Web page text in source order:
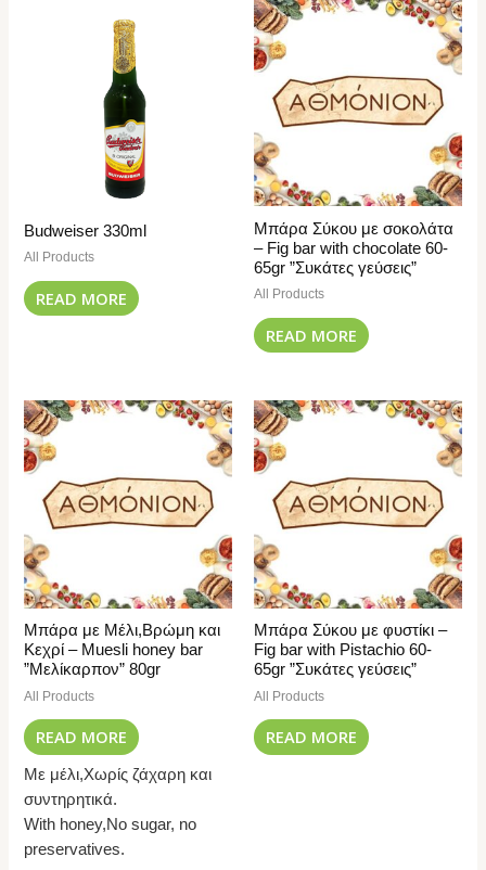
Budweiser 330ml
All Products
READ MORE
Μπάρα Σύκου με σοκολάτα
– Fig bar with chocolate 60-
65gr ”Συκάτες γεύσεις”
All Products
READ MORE
Μπάρα με Μέλι,Βρώμη και
Κεχρί – Muesli honey bar
”Μελίκαρπον” 80gr
All Products
READ MORE
Με μέλι,Χωρίς ζάχαρη και
συντηρητικά.
With honey,No sugar, no
preservatives.
Μπάρα Σύκου με φυστίκι –
Fig bar with Pistachio 60-
65gr ”Συκάτες γεύσεις”
All Products
READ MORE